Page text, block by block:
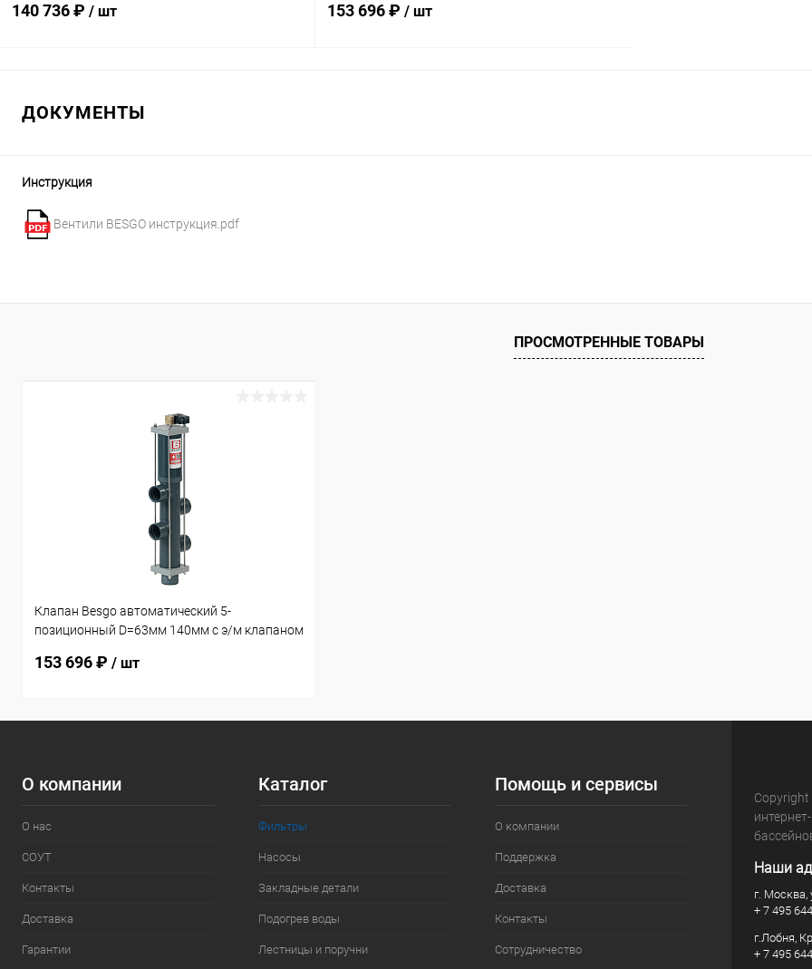
140 736 ₽ / шт 153 696 ₽ / шт
ДОКУМЕНТЫ
Инструкция
Вентили BESGO инструкция.pdf
ПРОСМОТРЕННЫЕ ТОВАРЫ
Клапан Besgo автоматический 5-
позиционный D=63мм 140мм с э/м клапаном
153 696 ₽ / шт
О компании
О нас
СОУТ
Контакты
Доставка
Гарантии
Каталог
Фильтры
Насосы
Закладные детали
Подогрев воды
Лестницы и поручни
Помощь и сервисы
О компании
Поддержка
Доставка
Контакты
Сотрудничество
Наши
г. Москва,
+ 7 495
г.Лобня,
+ 7 495